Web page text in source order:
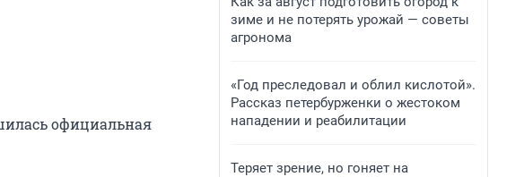
официальная
зиме и не потерять урожай — советы
агронома
«Год преследовал и облил кислотой».
Рассказ петербурженки о жестоком
нападении и реабилитации
Теряет зрение, но гоняет на